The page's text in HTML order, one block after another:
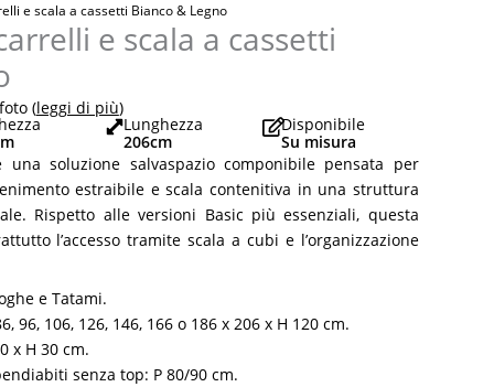
e scala a cassetti Bianco & Legno
e scala a cassetti
(leggi di più)
Lunghezza
206cm
Disponibile
Su misura
soluzione salvaspazio componibile pensata per
estraibile e scala contenitiva in una struttura
Rispetto alle versioni Basic più essenziali, questa
l’accesso tramite scala a cubi e l’organizzazione
e Tatami.
96, 106, 126, 146, 166 o 186 x 206 x H 120 cm.
x H 30 cm.
senza top: P 80/90 cm.